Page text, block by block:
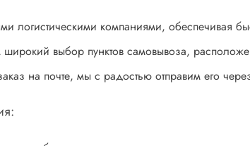
логистическими компаниями, обеспечивая
выбор пунктов самовывоза,
на почте, мы с радостью отправим его